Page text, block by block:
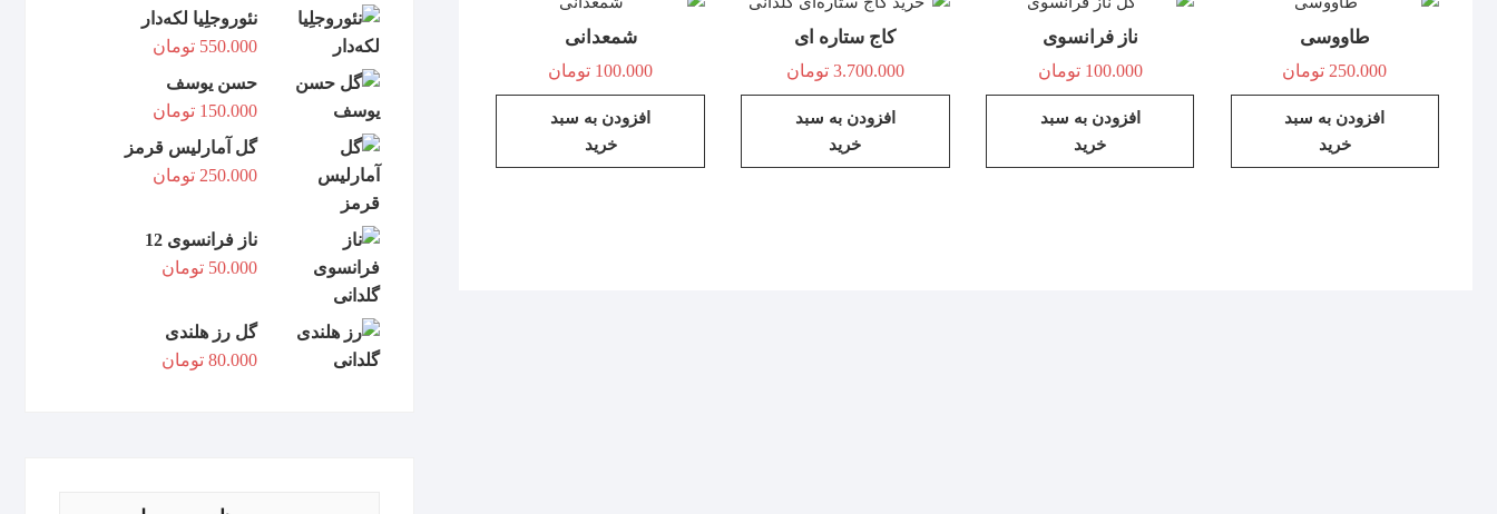
طاووسی
250.000 تومان
افزودن به سبد
خرید
ناز فرانسوی
100.000 تومان
افزودن به سبد
خرید
کاج ستاره ای
3.700.000 تومان
افزودن به سبد
خرید
شمعدانی
100.000 تومان
افزودن به سبد
خرید
نئوروجلِیا لکه‌دار
550.000 تومان
حسن یوسف
150.000 تومان
گل آمارلیس قرمز
250.000 تومان
ناز فرانسوی 12
50.000 تومان
گل رز هلندی
80.000 تومان